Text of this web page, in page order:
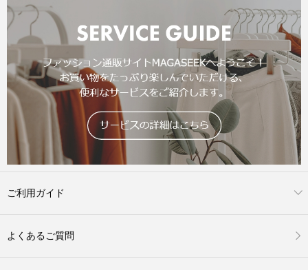
ご利用ガイド
よくあるご質問